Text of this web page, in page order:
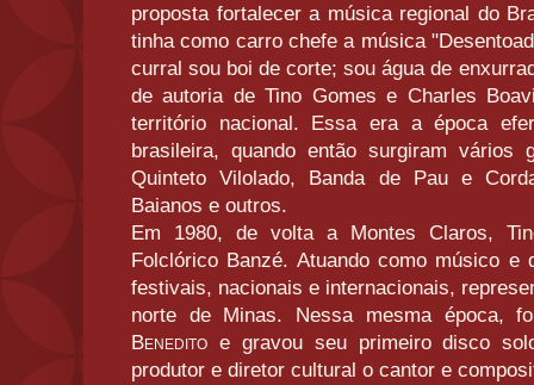
proposta fortalecer a música regional do
tinha como carro chefe a música
curral sou boi de corte; sou água de
de autoria de Tino Gomes e Charles
território nacional. Essa era a época
brasileira, quando então surgiram vários
Quinteto Vilolado, Banda de Pau e
Baianos e outros.
Em 1980, de volta a Montes Claros,
Folclórico Banzé. Atuando como músico e
festivais, nacionais e internacionais,
norte de Minas. Nessa mesma época,
Benedito e gravou seu primeiro disco
produtor e diretor cultural o cantor e